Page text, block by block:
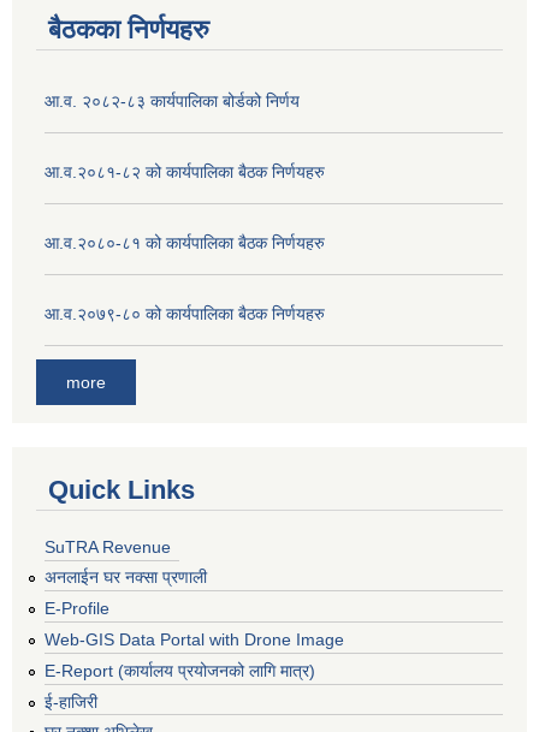
बैठकका निर्णयहरु
आ.व. २०८२-८३ कार्यपालिका बोर्डको निर्णय
आ.व.२०८१-८२ को कार्यपालिका बैठक निर्णयहरु
आ.व.२०८०-८१ को कार्यपालिका बैठक निर्णयहरु
आ.व.२०७९-८० को कार्यपालिका बैठक निर्णयहरु
more
Quick Links
SuTRA Revenue
अनलाईन घर नक्सा प्रणाली
E-Profile
Web-GIS Data Portal with Drone Image
E-Report (कार्यालय प्रयोजनको लागि मात्र)
ई-हाजिरी